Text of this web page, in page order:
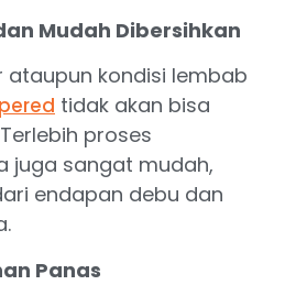
Mudah Dibersihkan
ataupun kondisi lembab
tidak akan bisa
proses
juga sangat mudah,
endapan debu dan
Panas